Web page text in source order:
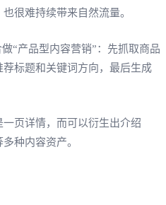
很难持续带来自然流量。
“产品型内容营销”：先抓取商品
标题和关键词方向，最后生成
页详情，而可以衍生出介绍
种内容资产。